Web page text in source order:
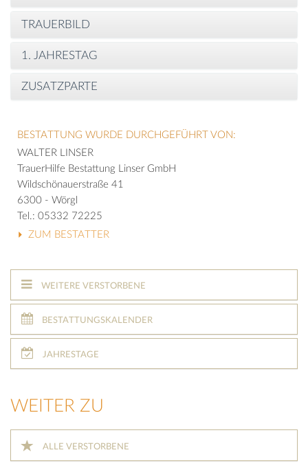
TRAUERBILD
1. JAHRESTAG
ZUSATZPARTE
BESTATTUNG WURDE DURCHGEFÜHRT VON:
WALTER LINSER
TrauerHilfe Bestattung Linser GmbH
Wildschönauerstraße 41
6300 - Wörgl
Tel.: 05332 72225
ZUM BESTATTER
WEITERE VERSTORBENE
BESTATTUNGSKALENDER
JAHRESTAGE
WEITER ZU
ALLE VERSTORBENE